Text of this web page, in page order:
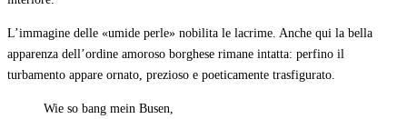
L’immagine delle «umide perle» nobilita le lacrime. Anche qui la bella
apparenza dell’ordine amoroso borghese rimane intatta: perfino il
turbamento appare ornato, prezioso e poeticamente trasfigurato.
Wie so bang mein Busen,